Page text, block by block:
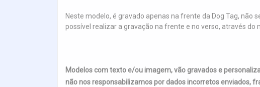
Neste modelo, é gravado apenas na frente da Dog Tag, não
possível realizar a gravação na frente e no verso, através do
Modelos com texto e/ou imagem, vão gravados e
não nos responsabilizamos por dados incorretos enviados,